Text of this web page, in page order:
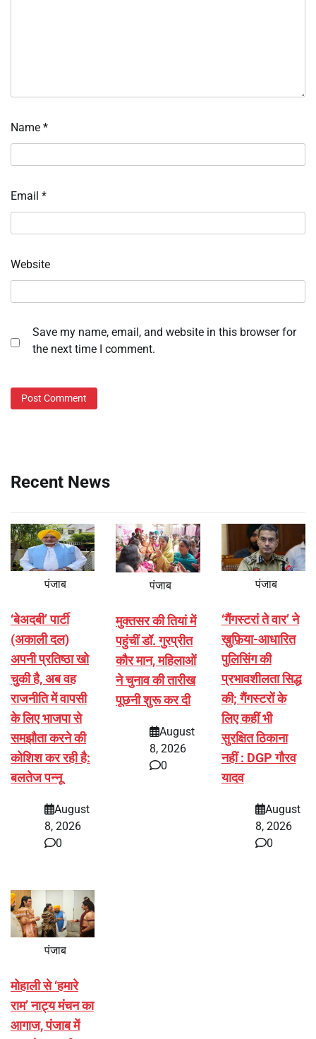
Name *
Email *
Website
Save my name, email, and website in this browser for
the next time I comment.
Recent News
पंजाब
‘बेअदबी’ पार्टी
(अकाली दल)
अपनी प्रतिष्ठा खो
चुकी है, अब वह
राजनीति में वापसी
के लिए भाजपा से
समझौता करने की
कोशिश कर रही है:
बलतेज पन्नू
August
8, 2026
0
पंजाब
मुक्तसर की तियां में
पहुंचीं डॉ. गुरप्रीत
कौर मान, महिलाओं
ने चुनाव की तारीख
पूछनी शुरू कर दी
August
8, 2026
0
पंजाब
‘गैंगस्टरां ते वार’ ने
ख़ुफ़िया-आधारित
पुलिसिंग की
प्रभावशीलता सिद्ध
की; गैंगस्टरों के
लिए कहीं भी
सुरक्षित ठिकाना
नहीं : DGP गौरव
यादव
August
8, 2026
0
पंजाब
मोहाली से ‘हमारे
राम’ नाट्य मंचन का
आगाज, पंजाब में